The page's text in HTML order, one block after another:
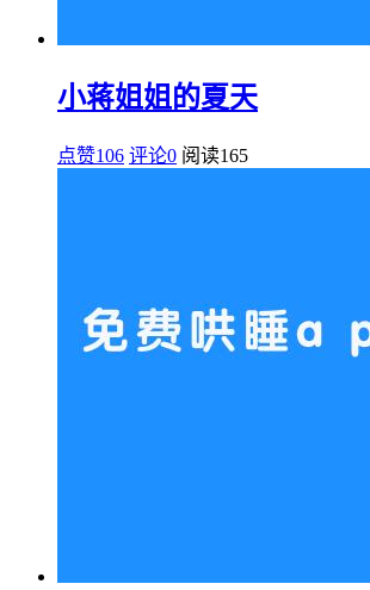
小蒋姐姐的夏天
点赞106 评论0 阅读165